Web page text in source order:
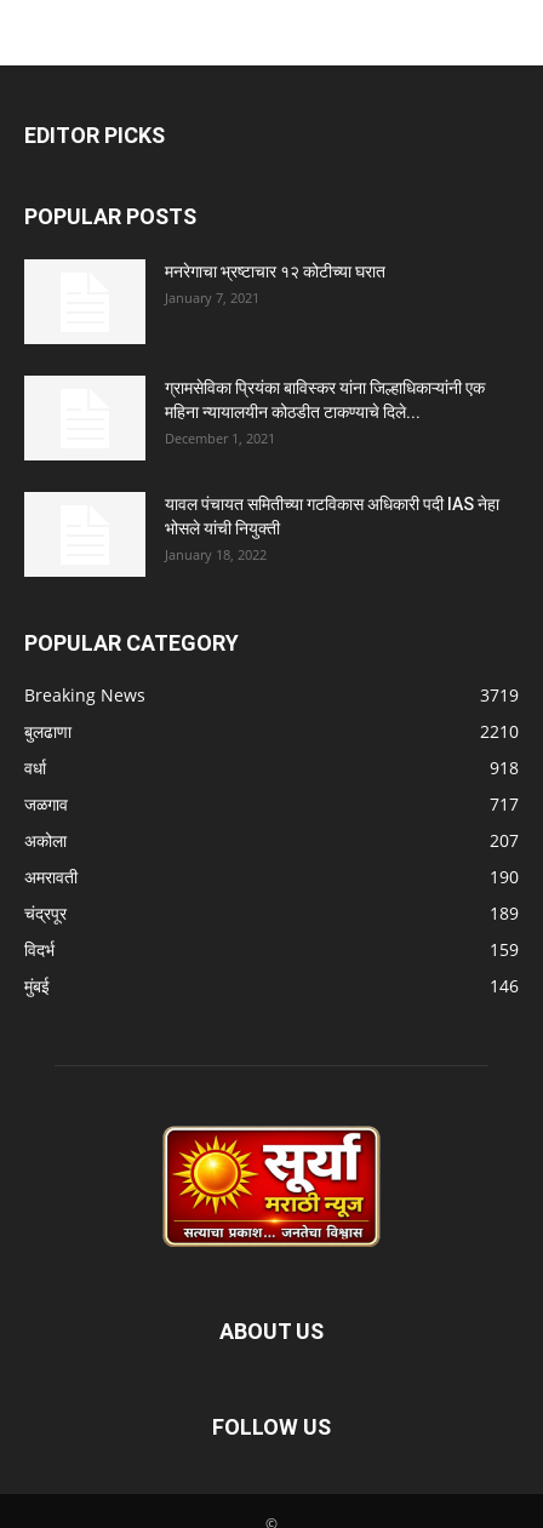
EDITOR PICKS
POPULAR POSTS
मनरेगाचा भ्रष्टाचार १२ कोटीच्या घरात
January 7, 2021
ग्रामसेविका प्रियंका बाविस्कर यांना जिल्हाधिकाऱ्यांनी एक
महिना न्यायालयीन कोठडीत टाकण्याचे दिले...
December 1, 2021
यावल पंचायत समितीच्या गटविकास अधिकारी पदी IAS नेहा
भोसले यांची नियुक्ती
January 18, 2022
POPULAR CATEGORY
Breaking News
3719
बुलढाणा
2210
वर्धा
918
जळगाव
717
अकोला
207
अमरावती
190
चंद्रपूर
189
विदर्भ
159
मुंबई
146
ABOUT US
FOLLOW US